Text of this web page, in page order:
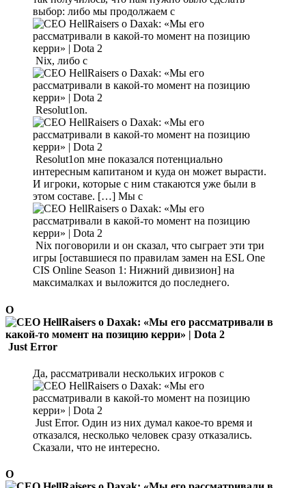
выбор: либо мы продолжаем с
Nix, либо с
Resolut1on.
Resolut1on мне показался потенциально
интересным капитаном и куда он может вырасти.
И игроки, которые с ним стакаются уже были в
этом составе. […] Мы с
Nix поговорили и он сказал, что сыграет эти три
игры [оставшиеся по правилам замен на ESL One
CIS Online Season 1: Нижний дивизион] на
максималках и выложится до последнего.
О
Just Error
Да, рассматривали нескольких игроков с
Just Error. Один из них думал какое-то время и
отказался, несколько человек сразу отказались.
Сказали, что не интересно.
О